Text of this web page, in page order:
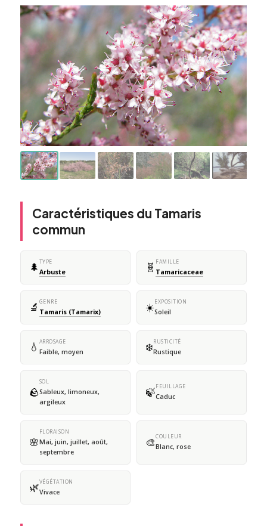
Caractéristiques du Tamaris
commun
🌲 TYPE
Arbuste 🧬 FAMILLE
Tamaricaceae
🔬 GENRE
Tamaris (Tamarix) ☀️EXPOSITION
Soleil
💧 ARROSAGE
Faible, moyen ❄️RUSTICITÉ
Rustique
🪨
SOL
Sableux, limoneux,
argileux
🍃FEUILLAGE
Caduc
🌸
FLORAISON
Mai, juin, juillet, août,
septembre
🎨COULEUR
Blanc, rose
🌿VÉGÉTATION
Vivace